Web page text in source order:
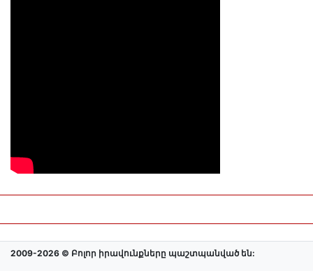
2009-2026 © Բոլոր իրավունքները պաշտպանված են: